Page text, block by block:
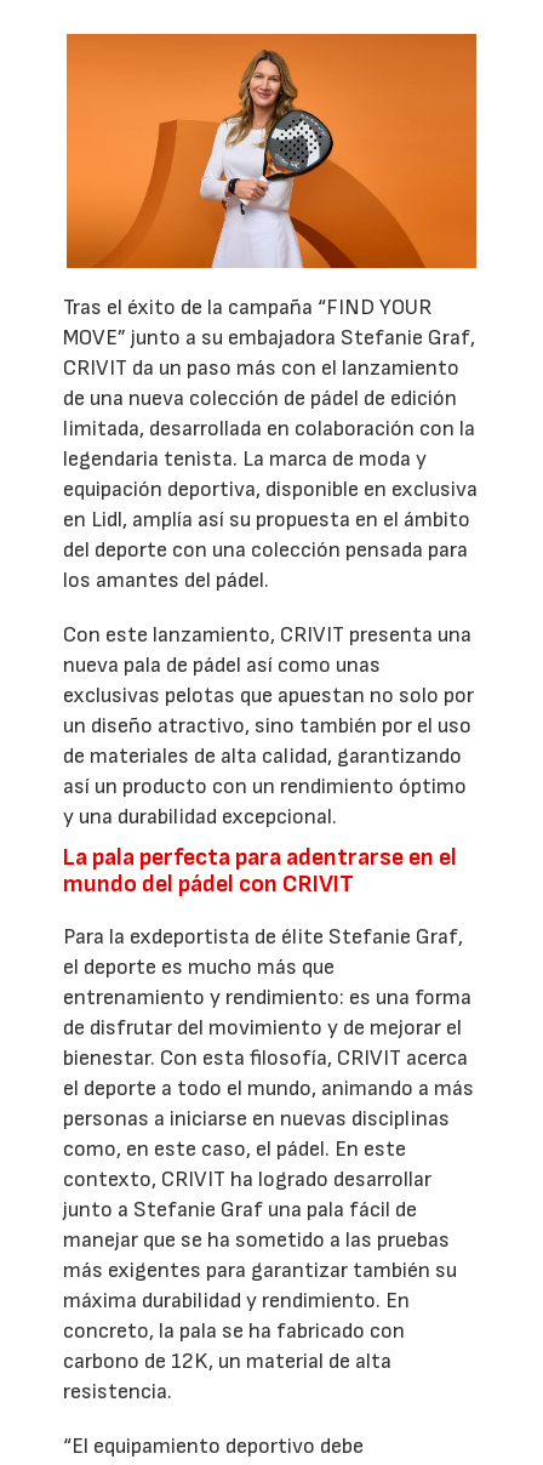
Tras el éxito de la campaña “FIND YOUR
MOVE” junto a su embajadora Stefanie Graf,
CRIVIT da un paso más con el lanzamiento
de una nueva colección de pádel de edición
limitada, desarrollada en colaboración con la
legendaria tenista. La marca de moda y
equipación deportiva, disponible en exclusiva
en Lidl, amplía así su propuesta en el ámbito
del deporte con una colección pensada para
los amantes del pádel.
Con este lanzamiento, CRIVIT presenta una
nueva pala de pádel así como unas
exclusivas pelotas que apuestan no solo por
un diseño atractivo, sino también por el uso
de materiales de alta calidad, garantizando
así un producto con un rendimiento óptimo
y una durabilidad excepcional.
La pala perfecta para adentrarse en el
mundo del pádel con CRIVIT
Para la exdeportista de élite Stefanie Graf,
el deporte es mucho más que
entrenamiento y rendimiento: es una forma
de disfrutar del movimiento y de mejorar el
bienestar. Con esta filosofía, CRIVIT acerca
el deporte a todo el mundo, animando a más
personas a iniciarse en nuevas disciplinas
como, en este caso, el pádel. En este
contexto, CRIVIT ha logrado desarrollar
junto a Stefanie Graf una pala fácil de
manejar que se ha sometido a las pruebas
más exigentes para garantizar también su
máxima durabilidad y rendimiento. En
concreto, la pala se ha fabricado con
carbono de 12K, un material de alta
resistencia.
“El equipamiento deportivo debe